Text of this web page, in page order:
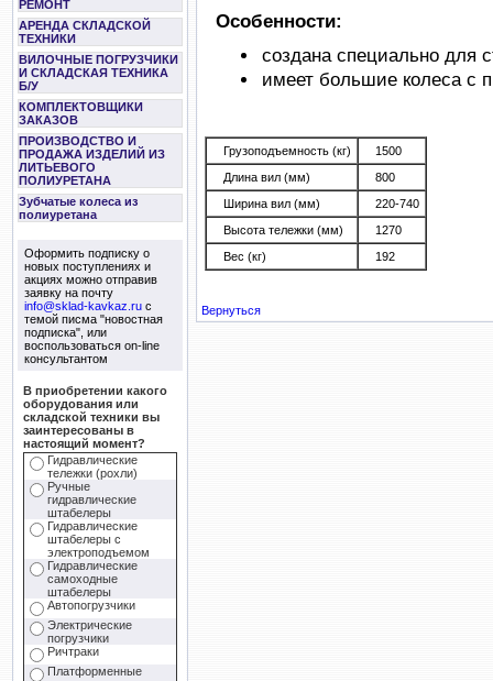
РЕМОНТ
АРЕНДА СКЛАДСКОЙ
ТЕХНИКИ
ВИЛОЧНЫЕ ПОГРУЗЧИКИ
И СКЛАДСКАЯ ТЕХНИКА
Б/У
КОМПЛЕКТОВЩИКИ
ЗАКАЗОВ
ПРОИЗВОДСТВО И
ПРОДАЖА ИЗДЕЛИЙ ИЗ
ЛИТЬЕВОГО
ПОЛИУРЕТАНА
Зубчатые колеса из
полиуретана
Оформить подписку о
новых поступлениях и
акциях можно отправив
заявку на почту
info@sklad-kavkaz.ruс
темой писма "новостная
подписка", или
воспользоваться on-line
консультантом
В приобретении какого
оборудования или
складской техники вы
заинтересованы в
настоящий момент?
Гидравлические
тележки (рохли)
Ручные
гидравлические
штабелеры
Гидравлические
штабелеры с
электроподъемом
Гидравлические
самоходные
штабелеры
Автопогрузчики
Электрические
погрузчики
Ричтраки
Платформенные
Особенности:
создана специально для
имеет большие колеса с
Грузоподъемность (кг)
1500
Длина вил (мм)
800
Ширина вил (мм)
220-740
Высота тележки (мм)
1270
Вес (кг)
192
Вернуться